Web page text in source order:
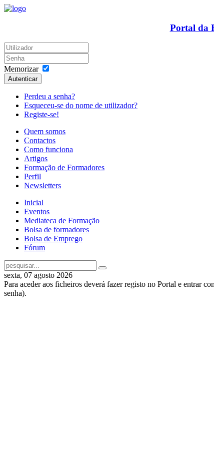
Portal da
Memorizar
Autenticar
Perdeu a senha?
Esqueceu-se do nome de utilizador?
Registe-se!
Quem somos
Contactos
Como funciona
Artigos
Formação de Formadores
Perfil
Newsletters
Inicial
Eventos
Mediateca de Formação
Bolsa de formadores
Bolsa de Emprego
Fórum
sexta, 07 agosto 2026
Para aceder aos ficheiros deverá fazer registo no Portal e entrar
senha).